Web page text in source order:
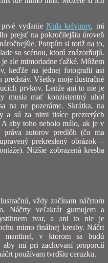
vydanie Nula kelvinov, mi
prejsť na pokročilejšiu úroveň
Potrpím si totiž na to,
so scénou, ktorú znázorňujú.
ale mimoriadne ťažké. Môžem
keďže na jednej fotografii asi
Všetky moje ilustračné
prvkov. Lenže ani to nie je
musia mať konzistentný uhol
na ne pozeráme. Skrátka, na
a sú za nimi tisíce prezretých
aby toho nebolo málo, ak je v
autorov predlôh (čo ma
prekreslený obrázok –
Nižšie zobrazená kresba
vždy začínam náčrtom
Náčrty veľakrát gumujem a
tvar, a ani to nie je
mimo finálnej kresby. Náčrt
v ktorom sa budú
aby mi pri zachovaní proporcií
používam tvrdšiu ceruzku.